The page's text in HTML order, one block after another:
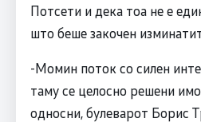
Потсети и дека тоа не е
што беше закочен
-Момин поток со силен
таму се целосно решени
односни, булеварот Борис